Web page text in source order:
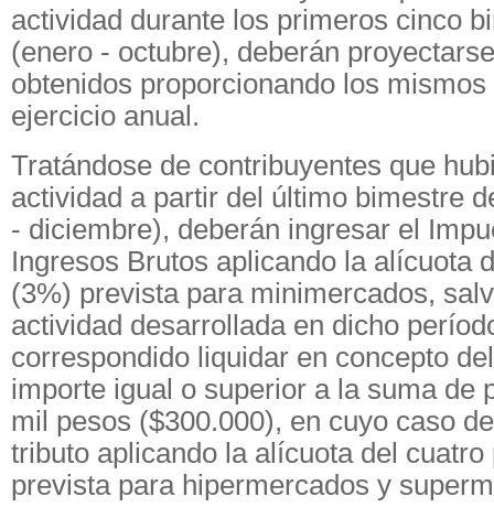
actividad durante los primeros cinco
(enero - octubre), deberán
obtenidos proporcionando los
ejercicio anual.
Tratándose de contribuyentes que
actividad a partir del último bimestre
- diciembre), deberán ingresar el
Ingresos Brutos aplicando la alícuota
(3%) prevista para minimercados,
actividad desarrollada en dicho
correspondido liquidar en concepto
importe igual o superior a la suma de
mil pesos ($300.000), en cuyo caso
tributo aplicando la alícuota del
prevista para hipermercados y